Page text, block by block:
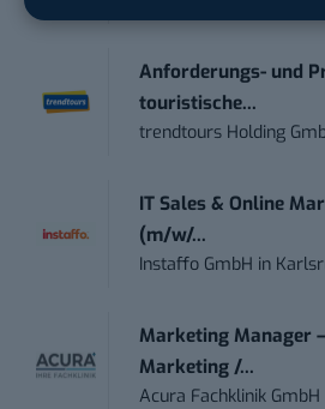
Anforderungs- und
touristische...
trendtours Holding
IT Sales & Online
(m/w/...
Instaffo GmbH in
Marketing Manager
Marketing /...
Acura Fachklinik GmbH